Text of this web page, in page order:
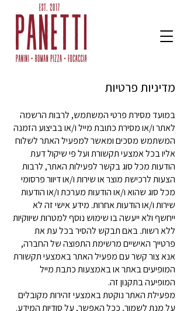
מדיניות פרטיות
במועד מסירת פרטי המשתמש, לרבות הרשמה
לאתר ו/או מסירת כתובת מייל ו/או בביצוע הזמנה
המשתמש מסכים ומאשר למפעיל האתר לשלוח
אליו בכל אמצעי תקשורת ועל פי שיקול דעת
הודעות מכל סוג בקשר לפעילות האתר, לרבות
הצעות לרכישת מוצר או שירות ו/או דיוור פרסומי
מכל סוג שהוא ו/או הודעות מערכת ו/או הודעות
שירות ו/או הודעות אחרות. מידע אישי זה לא
ייחשף ולא ייעשה בו שימוש נוסף למטרות שיווקיות
ללא רשות. באם תבקש להסיר בכל עת את
פרטייך האישיים מרשימת התפוצה של החברה,
אנא צור קשר עם מפעיל האתר באמצעי תקשורת
המופיעים באתר או באמצעות כתבת מייל
המופיעה בתקנון זה.
מפעילת האתר נוקטת באמצעי זהירות מקובלים
על מנת לשמור, ככל האפשר, על סודיות המידע.